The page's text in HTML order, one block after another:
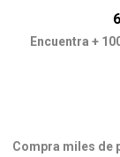
Encuentra +
Compra miles de